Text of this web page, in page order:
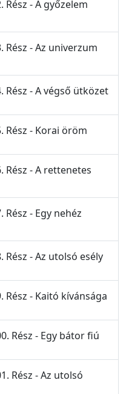
Rész - A győzelem
Rész - Az univerzum
Rész - A végső ütközet
Rész - Korai öröm
Rész - A rettenetes
Rész - Egy nehéz
Rész - Az utolsó esély
Rész - Kaitó kívánsága
Rész - Egy bátor fiú
Rész - Az utolsó